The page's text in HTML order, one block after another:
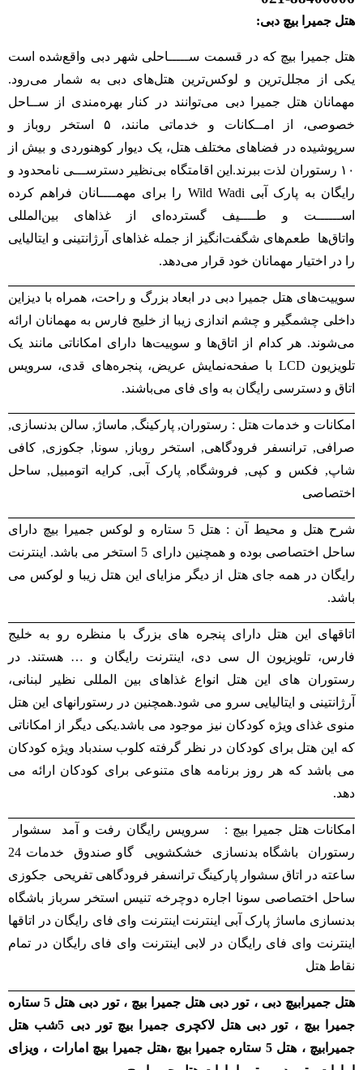
هتل جمیرا بیچ دبی:
هتل جمیرا بیچ که در قسمت ســـــاحلی شهر دبی واقع‌شده است
یکی از مجلل‌ترین و لوکس‌ترین هتل‌های دبی به شمار می‌رود.
مهمانان هتل جمیرا دبی می‌توانند در کنار بهره‌مندی از ســاحل
خصوصی، از امــکانات و خدماتی مانند، ۵ استخر روباز و
سرپوشیده در فضاهای مختلف هتل، یک دیوار کوهنوردی و بیش از
۱۰ رستوران لذت ببرند.این اقامتگاه بی‌نظیر دسترســـی نامحدود و
رایگان به پارک آبی Wild Wadi را برای مهمــــانان فراهم کرده
اســــــت و طــــیف گسترده‌ای از غذاهای بین‌المللی
واتاق‌ها طعم‌های شگفت‌انگیز از جمله غذاهای آرژانتینی و ایتالیایی
را در اختیار مهمانان خود قرار می‌دهد.
سوییت‌های هتل جمیرا دبی در ابعاد بزرگ و راحت، همراه با دیزاین
داخلی چشمگیر و چشم اندازی زیبا از خلیج‌ فارس به مهمانان ارائه
می‌شوند. هر کدام از اتاق‌ها و سوییت‌ها دارای امکاناتی مانند یک
تلویزیون LCD با صفحه‌نمایش عریض، پنجره‌های قدی، سرویس
اتاق و دسترسی رایگان به وای فای می‌باشند.
امکانات و خدمات هتل : رستوران, پارکینگ, ماساژ, سالن بدنسازی,
صرافی, ترانسفر فرودگاهی, استخر روباز, سونا, جکوزی, کافی
شاپ, فکس و کپی, فروشگاه, پارک آبی, کرایه اتومبیل, ساحل
اختصاصی
شرح هتل و محیط آن : هتل 5 ستاره و لوکس جمیرا بیچ دارای
ساحل اختصاصی بوده و همچنین دارای 5 استخر می باشد. اینترنت
رایگان در همه جای هتل از دیگر مزایای این هتل زیبا و لوکس می
باشد.
اتاقهای این هتل دارای پنجره های بزرگ با منظره رو به خلیج
فارس، تلویزیون ال سی دی، اینترنت رایگان و … هستند. در
رستوران های این هتل انواع غذاهای بین المللی نظیر لبنانی،
آرژانتینی و ایتالیایی سرو می شود.همچنین در رستورانهای این هتل
منوی غذای ویژه کودکان نیز موجود می باشد.یکی دیگر از امکاناتی
که این هتل برای کودکان در نظر گرفته کلوب سندباد ویژه کودکان
می باشد که هر روز برنامه های متنوعی برای کودکان ارائه می
دهد.
امکانات هتل جمیرا بیچ : سرویس رایگان رفت و آمد سشوار
رستوران باشگاه بدنسازی خشکشویی گاو صندوق خدمات 24
ساعته در اتاق سشوار پارکینگ ترانسفر فرودگاهی تفریحی جکوزی
ساحل اختصاصی سونا اجاره دوچرخه تنیس استخر سرباز باشگاه
بدنسازی ماساژ پارک آبی اینترنت اینترنت وای فای رایگان در اتاقها
اینترنت وای فای رایگان در لابی اینترنت وای فای رایگان در تمام
نقاط هتل
هتل جمیرابیچ دبی ، تور دبی هتل جمیرا بیچ ، تور دبی هتل 5 ستاره
جمیرا بیچ ، تور دبی هتل لاکچری جمیرا بیچ تور دبی 5شب هتل
جمیرابیچ ، هتل 5 ستاره جمیرا بیچ ،هتل جمیرا بیچ امارات ، ویزای